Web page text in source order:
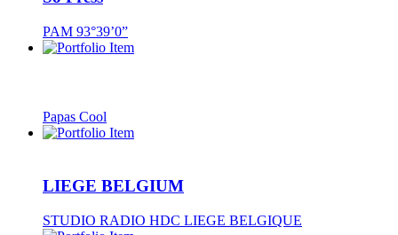
PAM 93°39’0”
Papas Cool
LIEGE BELGIUM
STUDIO RADIO HDC LIEGE BELGIQUE